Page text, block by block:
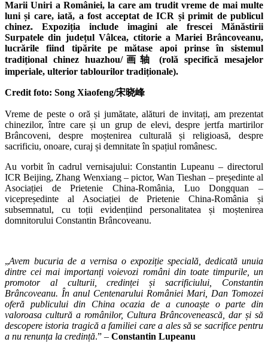
Marii Uniri a României, la care am trudit vreme de mai multe
luni și care, iată, a fost acceptat de ICR și primit de publicul
chinez. Expoziția include imagini ale frescei Mănăstirii
Surpatele din județul Vâlcea, ctitorie a Mariei Brâncoveanu,
lucrările fiind tipărite pe mătase apoi prinse în sistemul
tradițional chinez huazhou/画轴 (rolă specifică mesajelor
imperiale, ulterior tablourilor tradiționale).
Credit foto: Song Xiaofeng/宋晓峰
Vreme de peste o oră și jumătate, alături de invitați, am prezentat
chinezilor, între care și un grup de elevi, despre jertfa martirilor
Brâncoveni, despre moștenirea culturală și religioasă, despre
sacrificiu, onoare, curaj și demnitate în spațiul românesc.
Au vorbit în cadrul vernisajului: Constantin Lupeanu – directorul
ICR Beijing, Zhang Wenxiang – pictor, Wan Tieshan – președinte al
Asociației de Prietenie China-România, Luo Dongquan –
vicepreședinte al Asociației de Prietenie China-România și
subsemnatul, cu toții evidențiind personalitatea și moștenirea
domnitorului Constantin Brâncoveanu.
„Avem bucuria de a vernisa o expoziție specială, dedicată unuia
dintre cei mai importanți voievozi români din toate timpurile, un
promotor al culturii, credinței și sacrificiului, Constantin
Brâncoveanu. În anul Centenarului României Mari, Dan Tomozei
oferă publicului din China ocazia de a cunoaște o parte din
valoroasa cultură a românilor, Cultura Brâncovenească, dar și să
descopere istoria tragică a familiei care a ales să se sacrifice pentru
a nu renunța la credință.” – Constantin Lupeanu